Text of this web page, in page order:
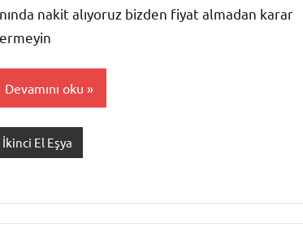
nakit alıyoruz bizden fiyat almadan karar
Devamını oku
İkinci El Eşya